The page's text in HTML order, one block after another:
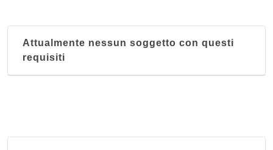
Attualmente nessun soggetto con questi
requisiti